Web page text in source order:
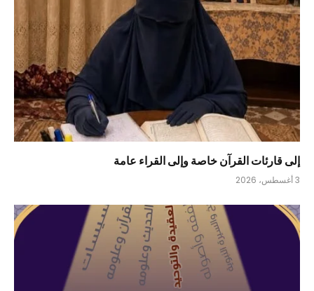
إلى قارئات القرآن خاصة وإلى القراء عامة
3 أغسطس، 2026